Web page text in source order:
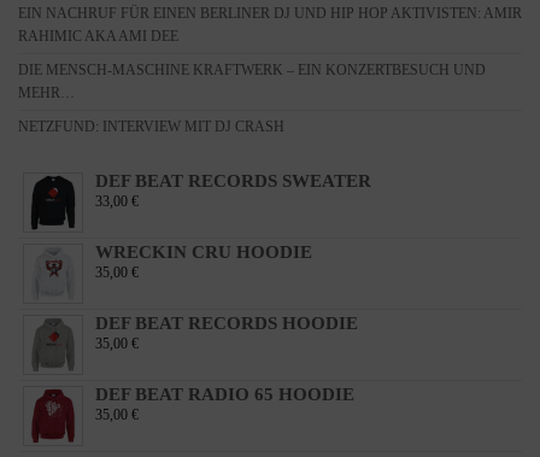
EIN NACHRUF FÜR EINEN BERLINER DJ UND HIP HOP AKTIVISTEN: AMIR
RAHIMIC AKA AMI DEE
DIE MENSCH-MASCHINE KRAFTWERK – EIN KONZERTBESUCH UND
MEHR…
NETZFUND: INTERVIEW MIT DJ CRASH
DEF BEAT RECORDS SWEATER
33,00 €
WRECKIN CRU HOODIE
35,00 €
DEF BEAT RECORDS HOODIE
35,00 €
DEF BEAT RADIO 65 HOODIE
35,00 €